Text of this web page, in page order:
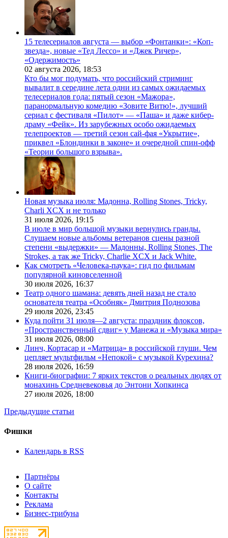
15 телесериалов августа — выбор «Фонтанки»: «Коп-
звезда», новые «Тед Лессо» и «Джек Ричер»,
«Одержимость»
02 августа 2026, 18:53
Кто бы мог подумать, что российский стриминг
вывалит в середине лета одни из самых ожидаемых
телесериалов года: пятый сезон «Мажора»,
паранормальную комедию «Зовите Витю!», лучший
сериал с фестиваля «Пилот» — «Паша» и даже кибер-
драму «Фейк». Из зарубежных особо ожидаемых
телепроектов — третий сезон сай-фая «Укрытие»,
приквел «Блондинки в законе» и очередной спин-офф
«Теории большого взрыва».
Новая музыка июля: Мадонна, Rolling Stones, Tricky,
Charli XCX и не только
31 июля 2026, 19:15
В июле в мир большой музыки вернулись гранды.
Слушаем новые альбомы ветеранов сцены разной
степени «выдержки» — Мадонны, Rolling Stones, The
Strokes, а так же Tricky, Charlie XCX и Jack White.
Как смотреть «Человека-паука»: гид по фильмам
популярной киновселенной
30 июля 2026, 16:37
Театр одного шамана: девять дней назад не стало
основателя театра «Особняк» Дмитрия Поднозова
29 июля 2026, 23:45
Куда пойти 31 июля—2 августа: праздник флоксов,
«Пространственный сдвиг» у Манежа и «Музыка мира»
31 июля 2026, 08:00
Линч, Кортасар и «Матрица» в российской глуши. Чем
цепляет мультфильм «Непокой» с музыкой Курехина?
28 июля 2026, 16:59
Книги-биографии: 7 ярких текстов о реальных людях от
монахинь Средневековья до Энтони Хопкинса
27 июля 2026, 18:00
Предыдущие статьи
Фишки
Календарь в RSS
Партнёры
О сайте
Контакты
Реклама
Бизнес-трибуна